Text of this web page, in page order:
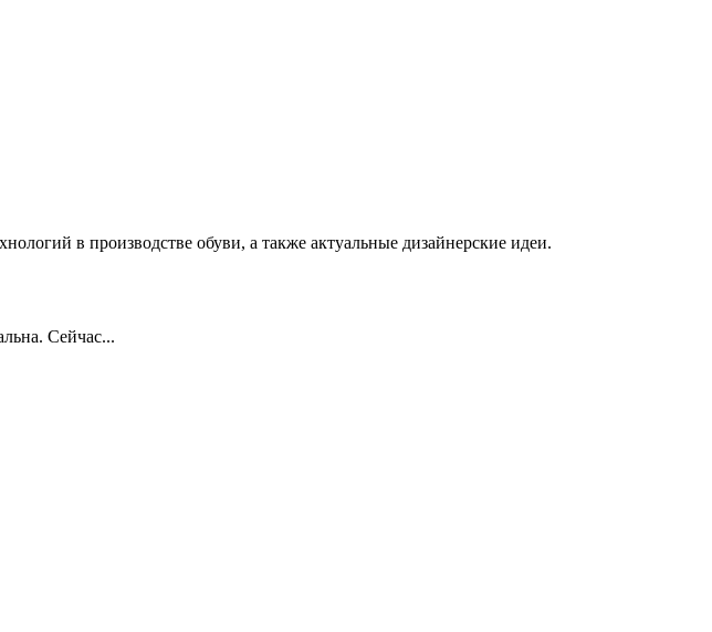
в производстве обуви, а также актуальные дизайнерские идеи.
Сейчас...